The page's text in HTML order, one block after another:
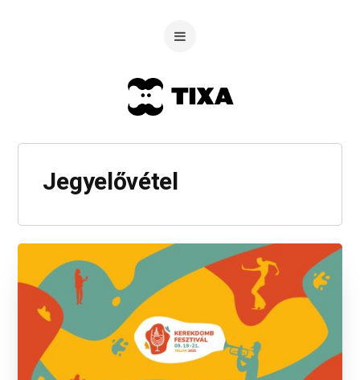
Jegyelővétel